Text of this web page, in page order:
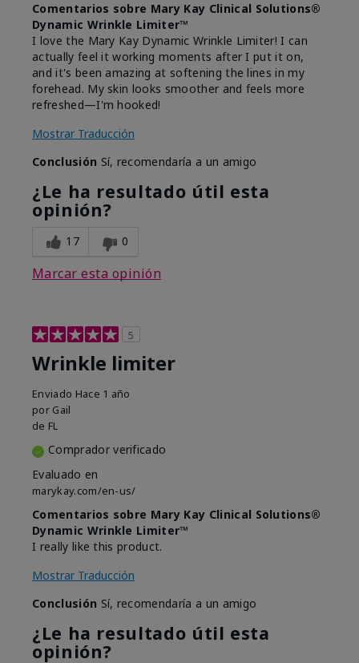
Comentarios sobre Mary Kay Clinical Solutions®
Dynamic Wrinkle Limiter™
I love the Mary Kay Dynamic Wrinkle Limiter! I can
actually feel it working moments after I put it on,
and it's been amazing at softening the lines in my
forehead. My skin looks smoother and feels more
refreshed—I'm hooked!
Mostrar Traducción
Conclusión Sí, recomendaría a un amigo
¿Le ha resultado útil esta
opinión?
17 0
Marcar esta opinión
5
Wrinkle limiter
Enviado Hace 1 año
por Gail
de FL
Comprador verificado
Evaluado en
marykay.com/en-us/
Comentarios sobre Mary Kay Clinical Solutions®
Dynamic Wrinkle Limiter™
I really like this product.
Mostrar Traducción
Conclusión Sí, recomendaría a un amigo
¿Le ha resultado útil esta
opinión?